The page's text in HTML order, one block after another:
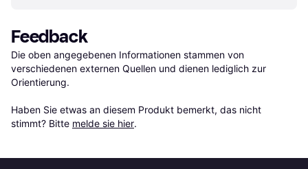
Feedback
Die oben angegebenen Informationen stammen von
verschiedenen externen Quellen und dienen lediglich zur
Orientierung.
Haben Sie etwas an diesem Produkt bemerkt, das nicht
stimmt? Bitte melde sie hier.